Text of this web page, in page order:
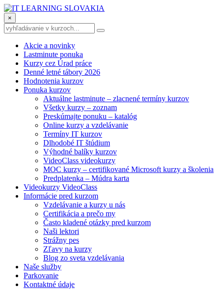
×
Akcie a novinky
Lastminute ponuka
Kurzy cez Úrad práce
Denné letné tábory 2026
Hodnotenia kurzov
Ponuka kurzov
Aktuálne lastminute – zlacnené termíny kurzov
Všetky kurzy – zoznam
Preskúmajte ponuku – katalóg
Online kurzy a vzdelávanie
Termíny IT kurzov
Dlhodobé IT štúdium
Výhodné balíky kurzov
VideoClass videokurzy
MOC kurzy – certifikované Microsoft kurzy a školenia
Predplatenka – Múdra karta
Videokurzy VideoClass
Informácie pred kurzom
Vzdelávanie a kurzy u nás
Certifikácia a prečo my
Často kladené otázky pred kurzom
Naši lektori
Strážny pes
Zľavy na kurzy
Blog zo sveta vzdelávania
Naše služby
Parkovanie
Kontaktné údaje